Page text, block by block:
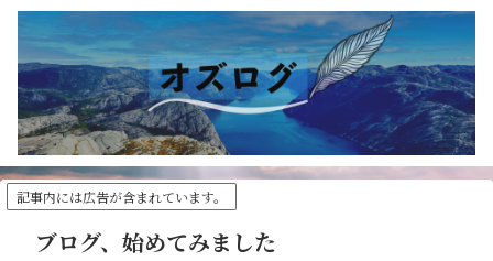
記事内には広告が含まれています。
ブログ、始めてみました